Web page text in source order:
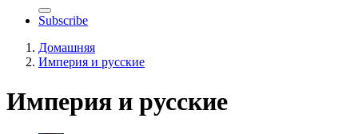
Subscribe
Домашняя
Империя и русские
Империя и русские